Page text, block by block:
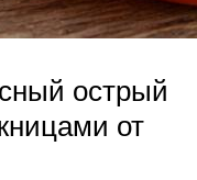
острый
от